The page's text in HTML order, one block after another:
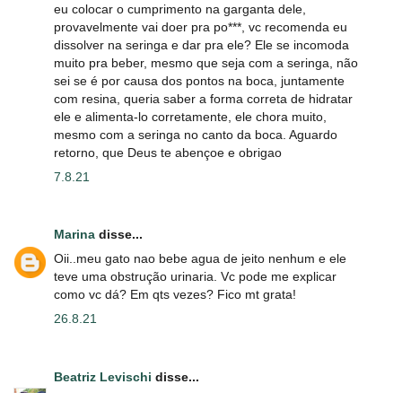
eu colocar o cumprimento na garganta dele,
provavelmente vai doer pra po***, vc recomenda eu
dissolver na seringa e dar pra ele? Ele se incomoda
muito pra beber, mesmo que seja com a seringa, não
sei se é por causa dos pontos na boca, juntamente
com resina, queria saber a forma correta de hidratar
ele e alimenta-lo corretamente, ele chora muito,
mesmo com a seringa no canto da boca. Aguardo
retorno, que Deus te abençoe e obrigao
7.8.21
Marina disse...
Oii..meu gato nao bebe agua de jeito nenhum e ele
teve uma obstrução urinaria. Vc pode me explicar
como vc dá? Em qts vezes? Fico mt grata!
26.8.21
Beatriz Levischi disse...